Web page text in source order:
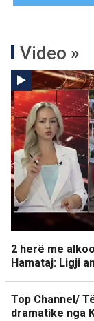
Video »
2 herë me
Hamataj: Ligji
Top Channel/
dramatike nga